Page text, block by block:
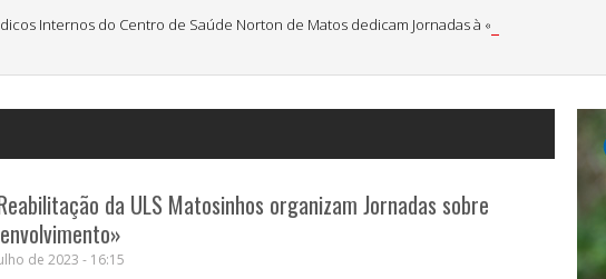
Internos do Centro de Saúde Norton de Matos dedicam Jornadas à «Medicina
da ULS Matosinhos organizam Jornadas sobre
de 2023 - 16:15